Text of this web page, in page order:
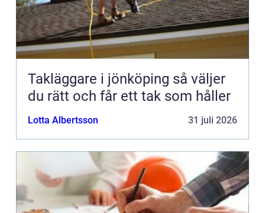
Takläggare i jönköping så väljer
du rätt och får ett tak som håller
Lotta Albertsson 31 juli 2026